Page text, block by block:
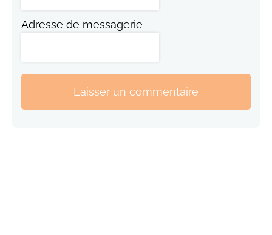
Adresse de messagerie
Laisser un commentaire